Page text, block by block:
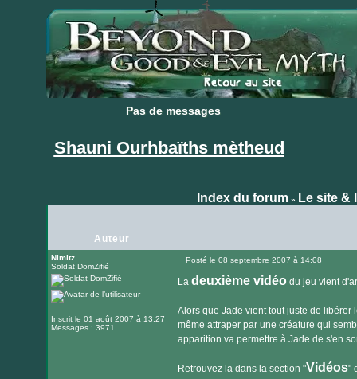
Pas de messages
Pas de messages
Shauni Ourhbaïths mètheud
Index du forum» Le site &
Auteur
Nimitz
Soldat DomZifié
Inscrit le 01 août 2007 à 13:27
Messages : 3971
Posté le 08 septembre 2007 à 14:08
La deuxième vidéodu jeu vient
Alors que Jade vient tout juste de libérer
même attraper par une créature qui
apparition va permettre à Jade de s'en
Retrouvez la dans la section "Vidéos"